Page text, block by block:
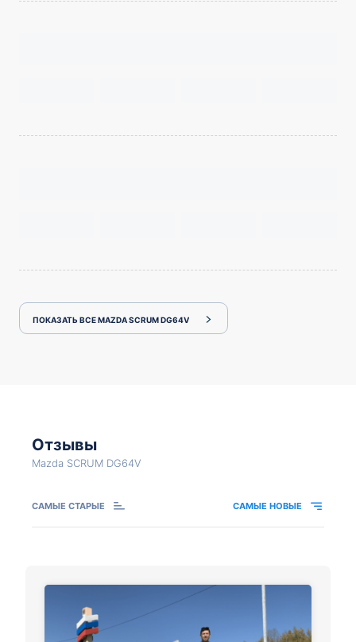
ПОКАЗАТЬ ВСЕ MAZDA SCRUM DG64V
Отзывы
Mazda SCRUM DG64V
САМЫЕ СТАРЫЕ САМЫЕ НОВЫЕ